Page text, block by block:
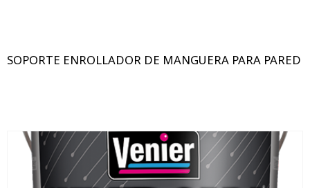
SOPORTE ENROLLADOR DE MANGUERA PARA PARED
1,25kg
20 kg